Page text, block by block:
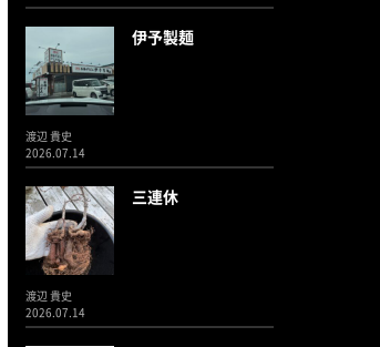
伊予製麺
渡辺 貴史
2026.07.14
三連休
渡辺 貴史
2026.07.14